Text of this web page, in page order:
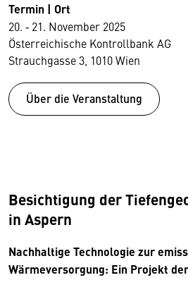
Termin | Ort
20. ‑ 21. November 2025
Österreichische Kontrollbank AG
Strauchgasse 3, 1010 Wien
Über die Veranstaltung
Besichtigung der
in Aspern
Nachhaltige Technologie zur
Wärmeversorgung: Ein Projekt